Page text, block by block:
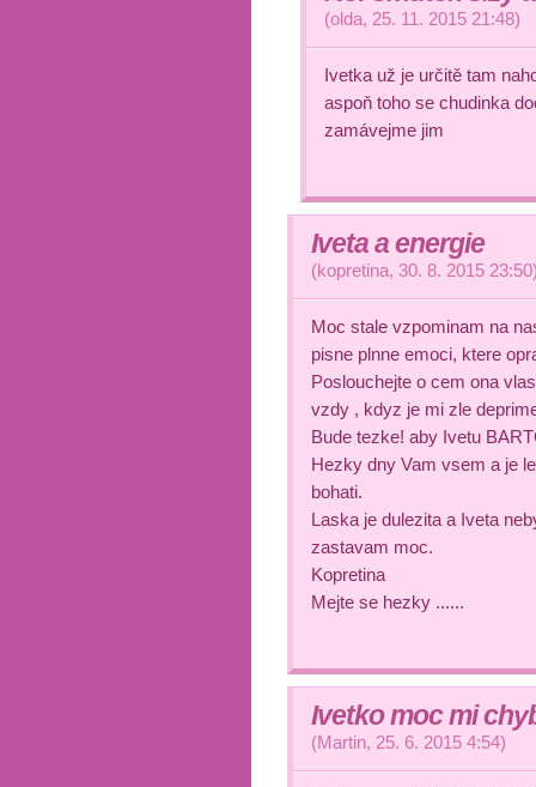
(olda, 25. 11. 2015 21:48)
Ivetka už je určitě tam
aspoň toho se chudinka
zamávejme jim
Iveta a energie
(kopretina, 30. 8. 2015 23:50
Moc stale vzpominam na
pisne plnne emoci, ktere
Poslouchejte o cem ona
vzdy , kdyz je mi zle
Bude tezke! aby Ivetu
Hezky dny Vam vsem a je
bohati.
Laska je dulezita a Iveta
zastavam moc.
Kopretina
Mejte se hezky ......
Ivetko moc mi
(Martin, 25. 6. 2015 4:54)